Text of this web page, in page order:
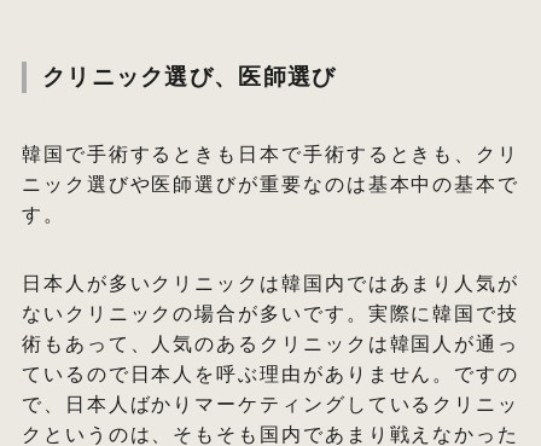
クリニック選び、医師選び
韓国で手術するときも日本で手術するときも、クリ
ニック選びや医師選びが重要なのは基本中の基本で
す。
日本人が多いクリニックは韓国内ではあまり人気が
ないクリニックの場合が多いです。実際に韓国で技
術もあって、人気のあるクリニックは韓国人が通っ
ているので日本人を呼ぶ理由がありません。ですの
で、日本人ばかりマーケティングしているクリニッ
クというのは、そもそも国内であまり戦えなかった